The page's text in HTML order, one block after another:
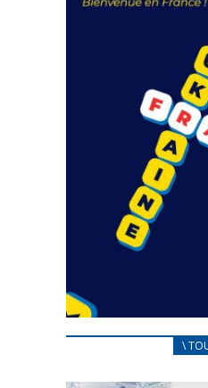
FEUILLETER
CARNET
25 avril 2022
\